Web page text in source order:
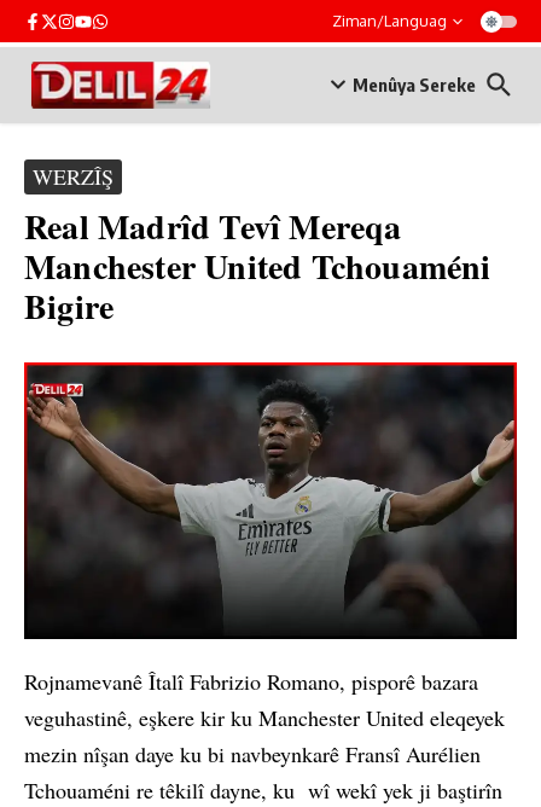
Skip to content Ziman/Languag
Menûya Sereke
WERZÎŞ
Real Madrîd Tevî Mereqa
Manchester United Tchouaméni
Bigire
Rojnamevanê Îtalî Fabrizio Romano, pisporê bazara
veguhastinê, eşkere kir ku Manchester United eleqeyek
mezin nîşan daye ku bi navbeynkarê Fransî Aurélien
Tchouaméni re têkilî dayne, ku wî wekî yek ji baştirîn